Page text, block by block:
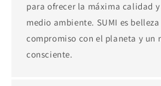
para ofrecer la máxima calidad
medio ambiente. SUMI es
compromiso con el planeta y un
consciente.